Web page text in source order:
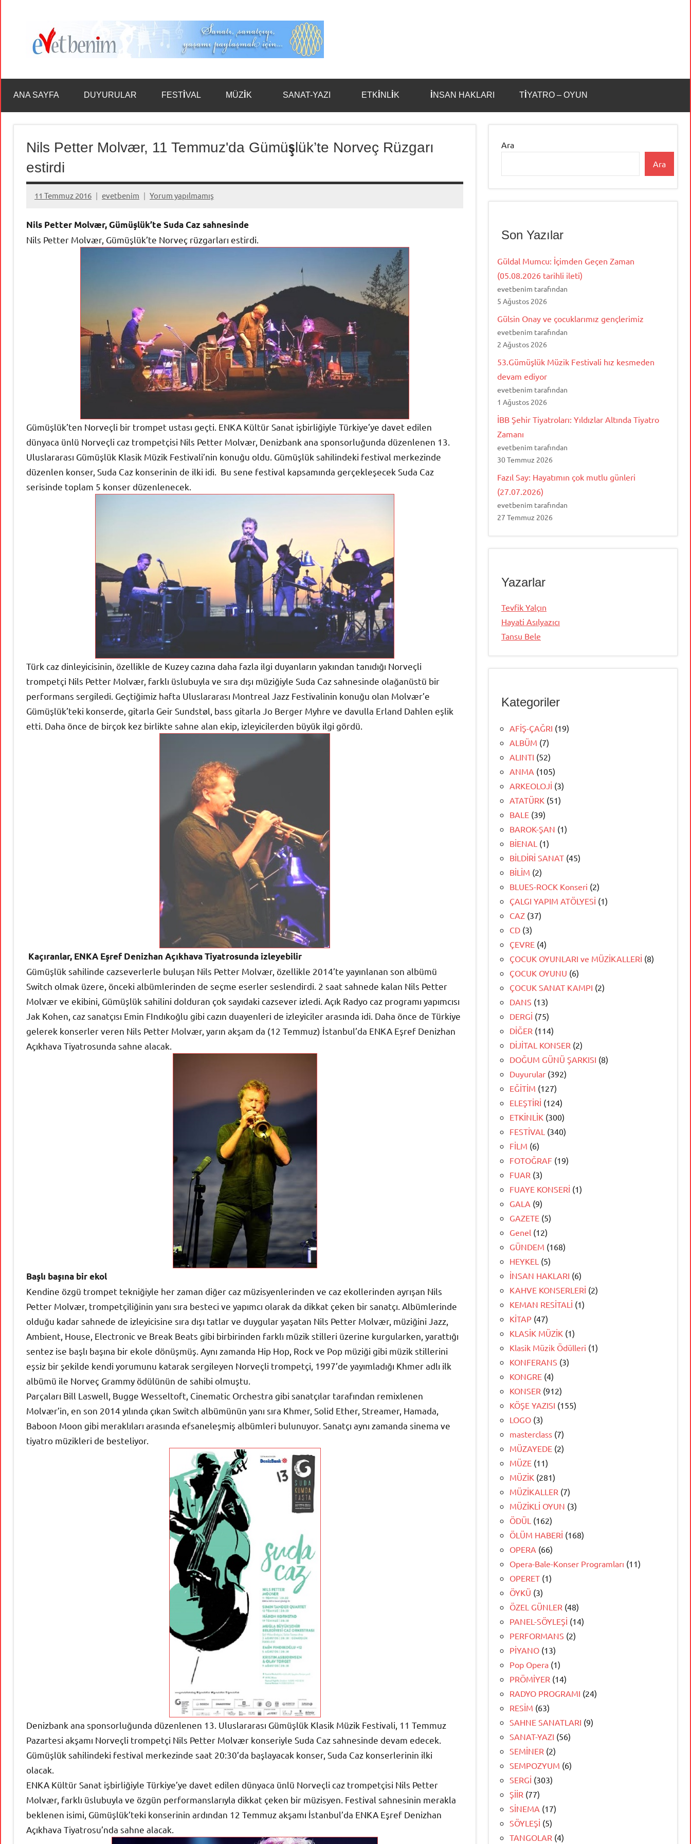
Benim
ANA SAYFA DUYURULAR FESTİVAL MÜZİK SANAT-YAZI ETKİNLİK İNSAN HAKLARI TİYATRO – OYUN
Nils Petter Molvær, 11 Temmuz'da Gümüşlük’te Norveç Rüzgarı
estirdi
11 Temmuz 2016 evetbenim Yorum yapılmamış
Nils Petter Molvær, Gümüşlük’te Suda Caz sahnesinde
Nils Petter Molvær, Gümüşlük’te Norveç rüzgarları estirdi.
Gümüşlük’ten Norveçli bir trompet ustası geçti. ENKA Kültür Sanat işbirliğiyle Türkiye’ye davet edilen
dünyaca ünlü Norveçli caz trompetçisi Nils Petter Molvær, Denizbank ana sponsorluğunda düzenlenen 13.
Uluslararası Gümüşlük Klasik Müzik Festivali’nin konuğu oldu. Gümüşlük sahilindeki festival merkezinde
düzenlen konser, Suda Caz konserinin de ilki idi. Bu sene festival kapsamında gerçekleşecek Suda Caz
serisinde toplam 5 konser düzenlenecek.
Türk caz dinleyicisinin, özellikle de Kuzey cazına daha fazla ilgi duyanların yakından tanıdığı Norveçli
trompetçi Nils Petter Molvær, farklı üslubuyla ve sıra dışı müziğiyle Suda Caz sahnesinde olağanüstü bir
performans sergiledi. Geçtiğimiz hafta Uluslararası Montreal Jazz Festivalinin konuğu olan Molvær’e
Gümüşlük’teki konserde, gitarla Geir Sundstøl, bass gitarla Jo Berger Myhre ve davulla Erland Dahlen eşlik
etti. Daha önce de birçok kez birlikte sahne alan ekip, izleyicilerden büyük ilgi gördü.
Kaçıranlar, ENKA Eşref Denizhan Açıkhava Tiyatrosunda izleyebilir
Gümüşlük sahilinde cazseverlerle buluşan Nils Petter Molvær, özellikle 2014’te yayınlanan son albümü
Switch olmak üzere, önceki albümlerinden de seçme eserler seslendirdi. 2 saat sahnede kalan Nils Petter
Molvær ve ekibini, Gümüşlük sahilini dolduran çok sayıdaki cazsever izledi. Açık Radyo caz programı yapımcısı
Jak Kohen, caz sanatçısı Emin FIndıkoğlu gibi cazın duayenleri de izleyiciler arasında idi. Daha önce de Türkiye
gelerek konserler veren Nils Petter Molvær, yarın akşam da (12 Temmuz) İstanbul’da ENKA Eşref Denizhan
Açıkhava Tiyatrosunda sahne alacak.
Başlı başına bir ekol
Kendine özgü trompet tekniğiyle her zaman diğer caz müzisyenlerinden ve caz ekollerinden ayrışan Nils
Petter Molvær, trompetçiliğinin yanı sıra besteci ve yapımcı olarak da dikkat çeken bir sanatçı. Albümlerinde
olduğu kadar sahnede de izleyicisine sıra dışı tatlar ve duygular yaşatan Nils Petter Molvær, müziğini Jazz,
Ambient, House, Electronic ve Break Beats gibi birbirinden farklı müzik stilleri üzerine kurgularken, yarattığı
sentez ise başlı başına bir ekole dönüşmüş. Aynı zamanda Hip Hop, Rock ve Pop müziği gibi müzik stillerini
eşsiz bir şekilde kendi yorumunu katarak sergileyen Norveçli trompetçi, 1997’de yayımladığı Khmer adlı ilk
albümü ile Norveç Grammy ödülünün de sahibi olmuştu.
Parçaları Bill Laswell, Bugge Wesseltoft, Cinematic Orchestra gibi sanatçılar tarafından remixlenen
Molvær’in, en son 2014 yılında çıkan Switch albümünün yanı sıra Khmer, Solid Ether, Streamer, Hamada,
Baboon Moon gibi meraklıları arasında efsaneleşmiş albümleri bulunuyor. Sanatçı aynı zamanda sinema ve
tiyatro müzikleri de besteliyor.
Denizbank ana sponsorluğunda düzenlenen 13. Uluslararası Gümüşlük Klasik Müzik Festivali, 11 Temmuz
Pazartesi akşamı Norveçli trompetçi Nils Petter Molvær konseriyle Suda Caz sahnesinde devam edecek.
Gümüşlük sahilindeki festival merkezinde saat 20:30’da başlayacak konser, Suda Caz konserlerinin ilki
olacak.
ENKA Kültür Sanat işbirliğiyle Türkiye’ye davet edilen dünyaca ünlü Norveçli caz trompetçisi Nils Petter
Molvær, farklı üslubuyla ve özgün performanslarıyla dikkat çeken bir müzisyen. Festival sahnesinin merakla
beklenen isimi, Gümüşlük’teki konserinin ardından 12 Temmuz akşamı İstanbul’da ENKA Eşref Denizhan
Açıkhava Tiyatrosu’nda sahne alacak.
Ara
Ara
Son Yazılar
Güldal Mumcu: İçimden Geçen Zaman
(05.08.2026 tarihli ileti)
evetbenim tarafından
5 Ağustos 2026
Gülsin Onay ve çocuklarımız gençlerimiz
evetbenim tarafından
2 Ağustos 2026
53.Gümüşlük Müzik Festivali hız kesmeden
devam ediyor
evetbenim tarafından
1 Ağustos 2026
İBB Şehir Tiyatroları: Yıldızlar Altında Tiyatro
Zamanı
evetbenim tarafından
30 Temmuz 2026
Fazıl Say: Hayatımın çok mutlu günleri
(27.07.2026)
evetbenim tarafından
27 Temmuz 2026
Yazarlar
Tevfik Yalçın
Hayati Asılyazıcı
Tansu Bele
Kategoriler
AFİŞ-ÇAĞRI (19)
ALBÜM (7)
ALINTI (52)
ANMA (105)
ARKEOLOJİ (3)
ATATÜRK (51)
BALE (39)
BAROK-ŞAN (1)
BİENAL (1)
BİLDİRİ SANAT (45)
BİLİM (2)
BLUES-ROCK Konseri (2)
ÇALGI YAPIM ATÖLYESİ (1)
CAZ (37)
CD (3)
ÇEVRE (4)
ÇOCUK OYUNLARI ve MÜZİKALLERİ (8)
ÇOCUK OYUNU (6)
ÇOCUK SANAT KAMPI (2)
DANS (13)
DERGİ (75)
DİĞER (114)
DİJİTAL KONSER (2)
DOĞUM GÜNÜ ŞARKISI (8)
Duyurular (392)
EĞİTİM (127)
ELEŞTİRİ (124)
ETKİNLİK (300)
FESTİVAL (340)
FİLM (6)
FOTOĞRAF (19)
FUAR (3)
FUAYE KONSERİ (1)
GALA (9)
GAZETE (5)
Genel (12)
GÜNDEM (168)
HEYKEL (5)
İNSAN HAKLARI (6)
KAHVE KONSERLERİ (2)
KEMAN RESİTALİ (1)
KİTAP (47)
KLASİK MÜZİK (1)
Klasik Müzik Ödülleri (1)
KONFERANS (3)
KONGRE (4)
KONSER (912)
KÖŞE YAZISI (155)
LOGO (3)
masterclass (7)
MÜZAYEDE (2)
MÜZE (11)
MÜZİK (281)
MÜZİKALLER (7)
MÜZİKLİ OYUN (3)
ÖDÜL (162)
ÖLÜM HABERİ (168)
OPERA (66)
Opera-Bale-Konser Programları (11)
OPERET (1)
ÖYKÜ (3)
ÖZEL GÜNLER (48)
PANEL-SÖYLEŞİ (14)
PERFORMANS (2)
PİYANO (13)
Pop Opera (1)
PRÖMİYER (14)
RADYO PROGRAMI (24)
RESİM (63)
SAHNE SANATLARI (9)
SANAT-YAZI (56)
SEMİNER (2)
SEMPOZYUM (6)
SERGİ (303)
ŞİİR (77)
SİNEMA (17)
SÖYLEŞİ (5)
TANGOLAR (4)